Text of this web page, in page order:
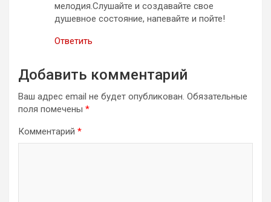
мелодия.Слушайте и создавайте свое
душевное состояние, напевайте и пойте!
Ответить
Добавить комментарий
Ваш адрес email не будет опубликован. Обязательные
поля помечены *
Комментарий *